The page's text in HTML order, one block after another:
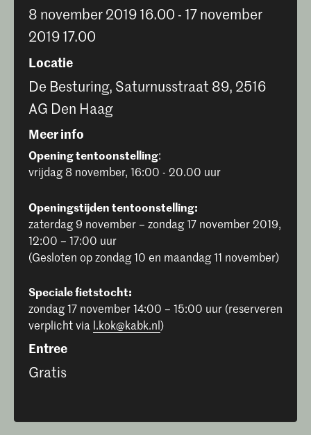
8 november 2019 16.00 - 17 november
2019 17.00
Locatie
De Besturing, Saturnusstraat 89, 2516
AG Den Haag
Meer info
Opening tentoonstelling:
vrijdag 8 november, 16:00 - 20.00 uur
Openingstijden tentoonstelling:
zaterdag 9 november – zondag 17 november 2019,
12:00 – 17:00 uur
(Gesloten op zondag 10 en maandag 11 november)
Speciale fietstocht:
zondag 17 november 14:00 – 15:00 uur (reserveren
verplicht via l.kok@kabk.nl)
Entree
Gratis